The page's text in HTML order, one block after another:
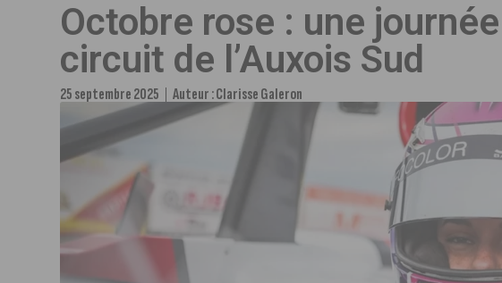
Octobre rose : une
circuit de l’Auxois Sud
25 septembre 2025 Auteur :Clarisse Galeron